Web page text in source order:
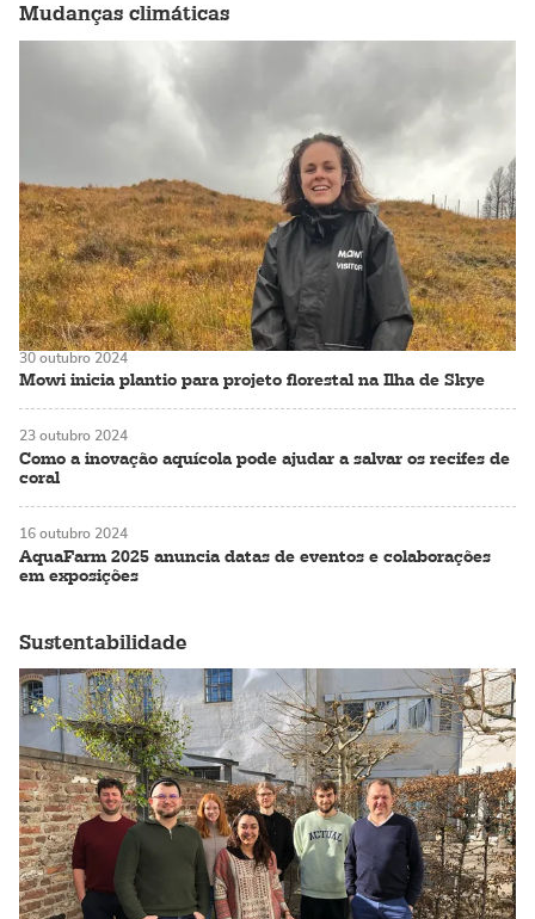
Mudanças climáticas
Mowi inicia plantio para projeto florestal na Ilha de Skye
30 outubro 2024
Como a inovação aquícola pode ajudar a salvar os recifes de
coral
23 outubro 2024
AquaFarm 2025 anuncia datas de eventos e colaborações
em exposições
16 outubro 2024
Sustentabilidade